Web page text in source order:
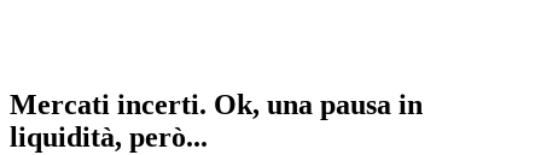
Mercati incerti. Ok, una pausa in
liquidità, però...